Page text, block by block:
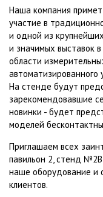
Наша компания примет
участие в
и одной из крупнейших
и значимых выставок в
области
автоматизированного
На стенде будут
зарекомендовавшие
новинки - будет
моделей
Приглашаем всех
павильон 2, стенд
наше оборудование и
клиентов.